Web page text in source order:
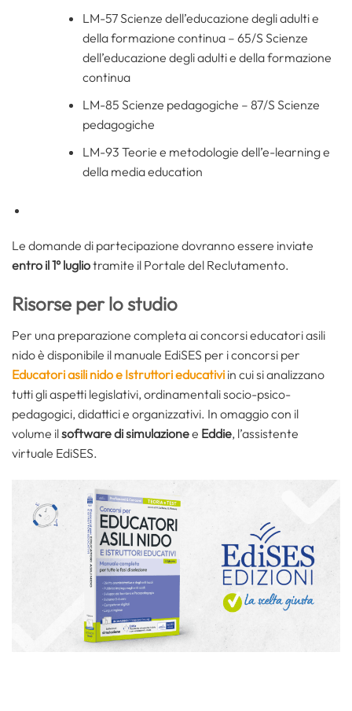
LM-57 Scienze dell’educazione degli adulti e
della formazione continua – 65/S Scienze
dell’educazione degli adulti e della formazione
continua
LM-85 Scienze pedagogiche – 87/S Scienze
pedagogiche
LM-93 Teorie e metodologie dell’e-learning e
della media education
Le domande di partecipazione dovranno essere inviate
entro il 1° lugliotramite il Portale del Reclutamento.
Risorse per lo studio
Per una preparazione completa ai concorsi educatori asili
nido è disponibile il manuale EdiSES per i concorsi per
Educatori asili nido e Istruttori educativi in cui si analizzano
tutti gli aspetti legislativi, ordinamentali socio-psico-
pedagogici, didattici e organizzativi. In omaggio con il
volume ilsoftware di simulazionee Eddie, l’assistente
virtuale EdiSES.